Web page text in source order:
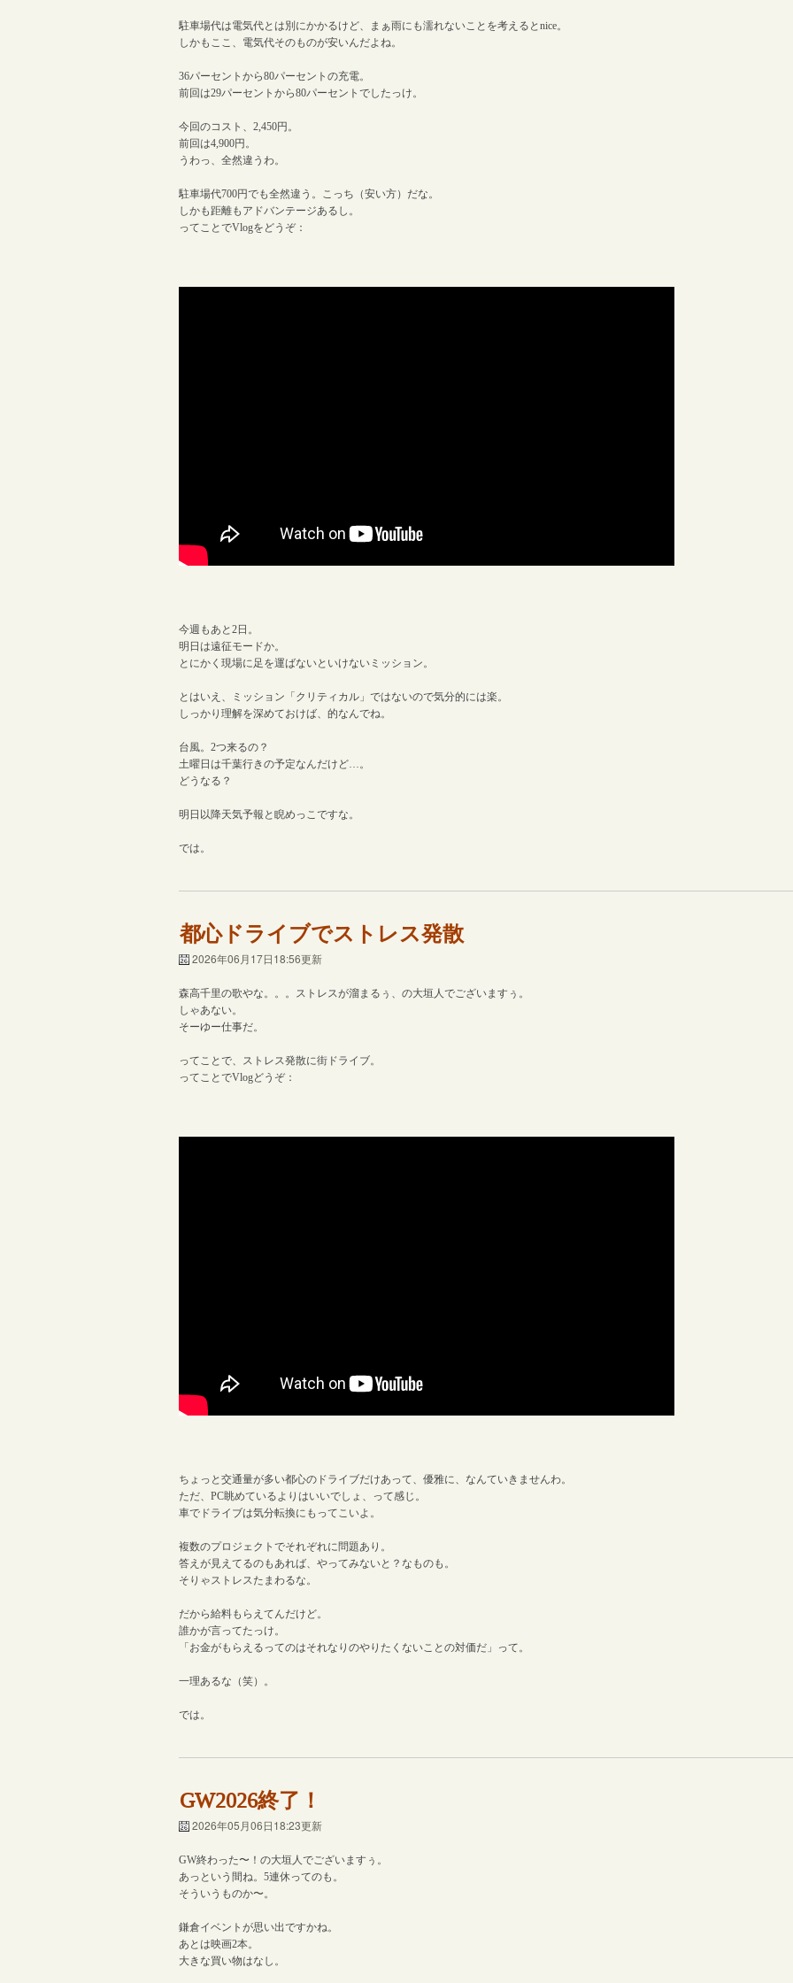
駐車場代は電気代とは別にかかるけど、まぁ雨にも濡れないことを考えるとnice。
しかもここ、電気代そのものが安いんだよね。
36パーセントから80パーセントの充電。
前回は29パーセントから80パーセントでしたっけ。
今回のコスト、2,450円。
前回は4,900円。
うわっ、全然違うわ。
駐車場代700円でも全然違う。こっち（安い方）だな。
しかも距離もアドバンテージあるし。
ってことでVlogをどうぞ：
今週もあと2日。
明日は遠征モードか。
とにかく現場に足を運ばないといけないミッション。
とはいえ、ミッション「クリティカル」ではないので気分的には楽。
しっかり理解を深めておけば、的なんでね。
台風。2つ来るの？
土曜日は千葉行きの予定なんだけど…。
どうなる？
明日以降天気予報と睨めっこですな。
では。
都心ドライブでストレス発散
2026年06月17日18:56更新
森高千里の歌やな。。。ストレスが溜まるぅ、の大垣人でございますぅ。
しゃあない。
そーゆー仕事だ。
ってことで、ストレス発散に街ドライブ。
ってことでVlogどうぞ：
ちょっと交通量が多い都心のドライブだけあって、優雅に、なんていきませんわ。
ただ、PC眺めているよりはいいでしょ、って感じ。
車でドライブは気分転換にもってこいよ。
複数のプロジェクトでそれぞれに問題あり。
答えが見えてるのもあれば、やってみないと？なものも。
そりゃストレスたまわるな。
だから給料もらえてんだけど。
誰かが言ってたっけ。
「お金がもらえるってのはそれなりのやりたくないことの対価だ」って。
一理あるな（笑）。
では。
GW2026終了！
2026年05月06日18:23更新
GW終わった〜！の大垣人でございますぅ。
あっという間ね。5連休ってのも。
そういうものか〜。
鎌倉イベントが思い出ですかね。
あとは映画2本。
大きな買い物はなし。